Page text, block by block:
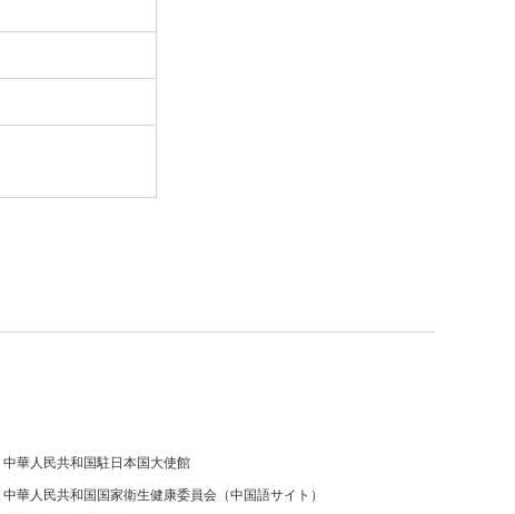
中華人民共和国駐日本国大使館
中華人民共和国国家衛生健康委員会（中国語サイト）